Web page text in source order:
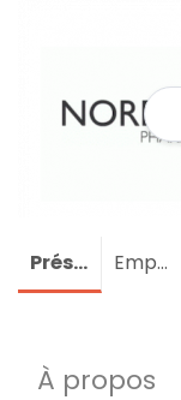
Présentation Emploi
À propos